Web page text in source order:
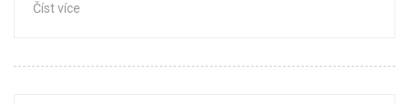
Číst více